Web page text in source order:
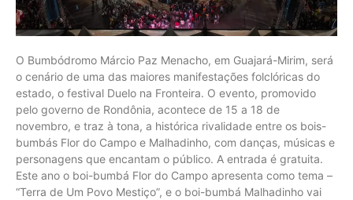
O Bumbódromo Márcio Paz Menacho, em Guajará-Mirim, será
o cenário de uma das maiores manifestações folclóricas do
estado, o festival Duelo na Fronteira. O evento, promovido
pelo governo de Rondônia, acontece de 15 a 18 de
novembro, e traz à tona, a histórica rivalidade entre os bois-
bumbás Flor do Campo e Malhadinho, com danças, músicas e
personagens que encantam o público. A entrada é gratuita.
Este ano o boi-bumbá Flor do Campo apresenta como tema –
“Terra de Um Povo Mestiço”, e o boi-bumbá Malhadinho vai